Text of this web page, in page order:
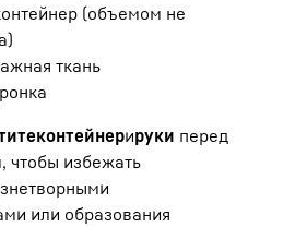
(объемом не
ткань
контейнерируки перед
чтобы избежать
или образования